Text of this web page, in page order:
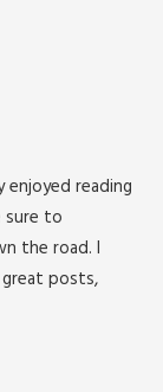
enjoyed reading
sure to
the road. I
posts,